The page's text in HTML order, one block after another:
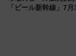
「ビール新幹線」7